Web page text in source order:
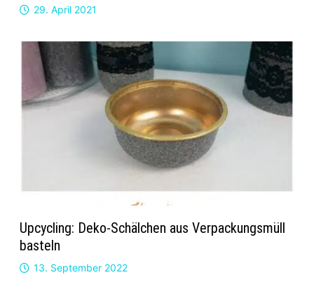
29. April 2021
Upcycling: Deko-Schälchen aus Verpackungsmüll
basteln
13. September 2022